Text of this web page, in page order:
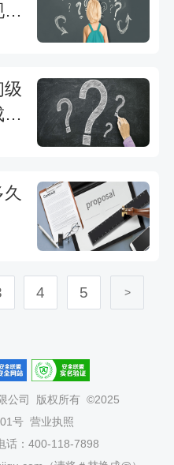
级
4 5 >
公司
版权所有 ©2025
号 营业执照
话：400-118-7898